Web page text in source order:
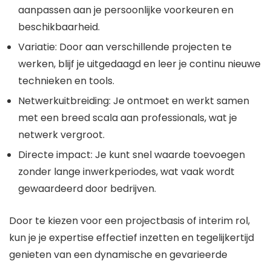
aanpassen aan je persoonlijke voorkeuren en
beschikbaarheid.
Variatie: Door aan verschillende projecten te
werken, blijf je uitgedaagd en leer je continu nieuwe
technieken en tools.
Netwerkuitbreiding: Je ontmoet en werkt samen
met een breed scala aan professionals, wat je
netwerk vergroot.
Directe impact: Je kunt snel waarde toevoegen
zonder lange inwerkperiodes, wat vaak wordt
gewaardeerd door bedrijven.
Door te kiezen voor een projectbasis of interim rol,
kun je je expertise effectief inzetten en tegelijkertijd
genieten van een dynamische en gevarieerde